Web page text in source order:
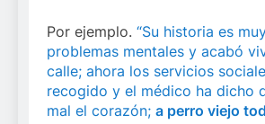
Por ejemplo. “Su historia es
problemas mentales y acabó
calle; ahora los servicios
recogido y el médico ha dicho
mal el corazón; a perro viejo